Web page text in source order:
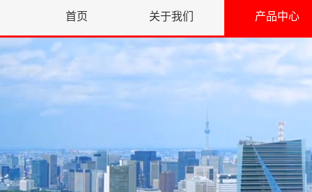
首页 关于我们 产品中心